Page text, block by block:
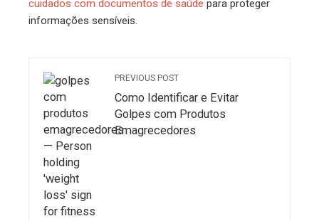
cuidados com documentos de saúde para proteger
informações sensíveis.
PREVIOUS POST
Como Identificar e Evitar
Golpes com Produtos
Emagrecedores